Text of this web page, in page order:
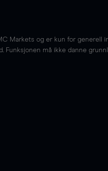
Markets og er kun for generell
Funksjonen må ikke danne